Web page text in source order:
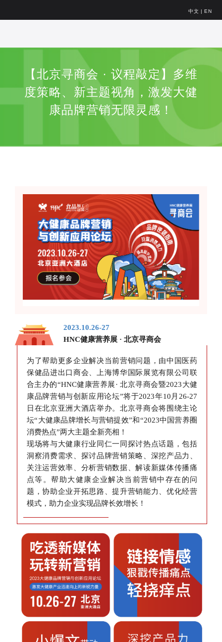
中文 | EN
【北京寻商会 · 议程敲定】多维
度策略、新主题视角，激发大健
康品牌营销无限灵感！
2023.10.26-27
HNC健康营养展 · 北京寻商会
为了帮助更多企业解决当前营销问题，由中国医药
保健品进出口商会、上海博华国际展览有限公司联
合主办的“HNC健康营养展· 北京寻商会暨2023大健
康品牌营销与创新应用论坛”将于2023年10月26-27
日在北京亚洲大酒店举办。北京寻商会将围绕主论
坛“大健康品牌增长与营销提效”和“2023中国营养圈
消费热点”两大主题全新亮相！
现场将与大健康行业同仁一同探讨热点话题，包括
洞察消费需求、探讨品牌营销策略、深挖产品力、
关注运营效率、分析营销数据、解读新媒体传播痛
点等。帮助大健康企业解决当前营销中存在的问
题，协助企业开拓思路、提升营销能力、优化经营
模式，助力企业实现品牌长效增长！